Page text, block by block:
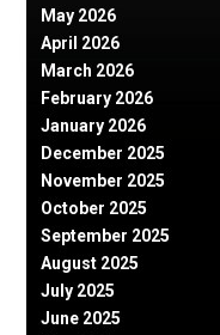
May 2026
April 2026
March 2026
February 2026
January 2026
December 2025
November 2025
October 2025
September 2025
August 2025
July 2025
June 2025